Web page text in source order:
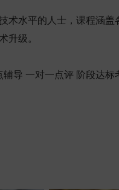
术水平的人士，课程涵
升级。
辅导 一对一点评 阶段达标